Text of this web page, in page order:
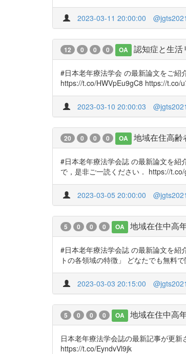
2023-03-11 20:00:00 @jgts2021
12 0 0 0 OA 認知症と生活
#日本老年療法学会 の最新論文をご紹
https://t.co/HWVpEu9gC8 https://t.co/
2023-03-10 20:00:03 @jgts2021
20 0 0 0 OA 地域在住高
#日本老年療法学会誌 の最新論文を紹
で，是非ご一読ください． https://
2023-03-05 20:00:00 @jgts2021
5 0 0 0 OA 地域在住中高
#日本老年療法学会誌 の最新論文を紹
トの各領域の特徴」 どなたでも無料
2023-03-03 20:15:00 @jgts2021
5 0 0 0 OA 地域在住中高
日本老年療法学会誌の最新記事が更
https://t.co/EyndvVl9jk